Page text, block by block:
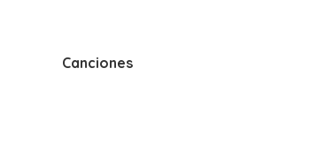
Canciones